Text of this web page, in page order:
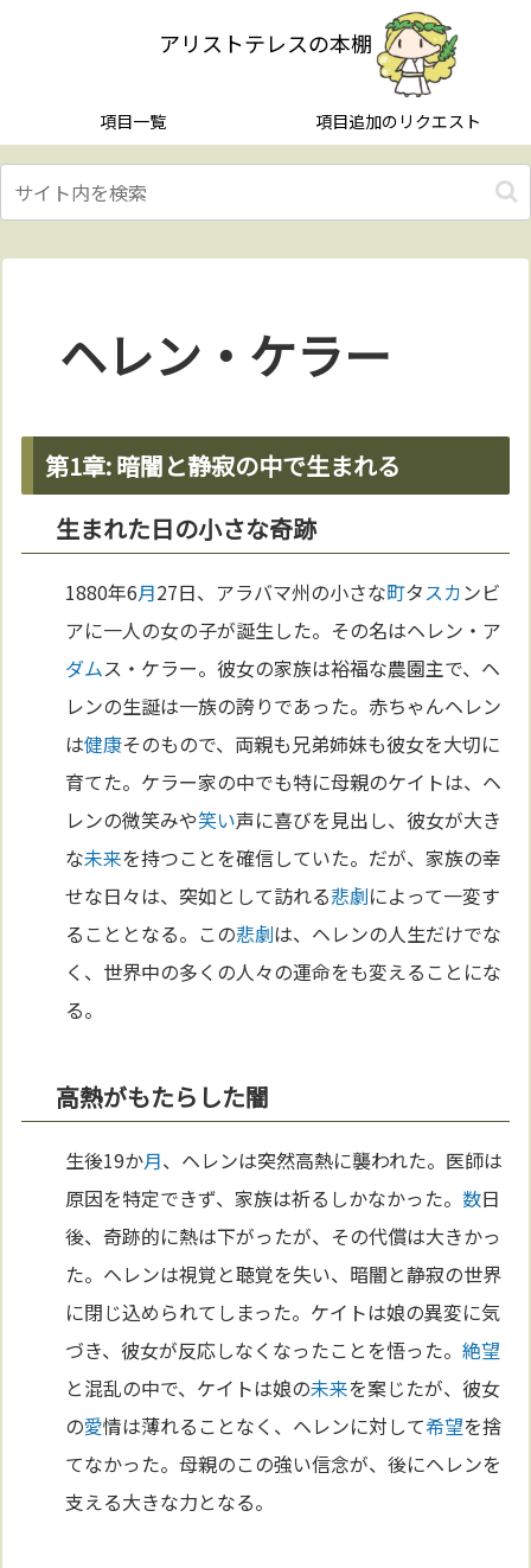
アリストテレスの本棚
項目一覧 項目追加のリクエスト
ヘレン・ケラー
第1章: 暗闇と静寂の中で生まれる
生まれた日の小さな奇跡
1880年6月27日、アラバマ州の小さな町タスカンビ
アに一人の女の子が誕生した。その名はヘレン・ア
ダムス・ケラー。彼女の家族は裕福な農園主で、ヘ
レンの生誕は一族の誇りであった。赤ちゃんヘレン
は健康そのもので、両親も兄弟姉妹も彼女を大切に
育てた。ケラー家の中でも特に母親のケイトは、ヘ
レンの微笑みや笑い声に喜びを見出し、彼女が大き
な未来を持つことを確信していた。だが、家族の幸
せな日々は、突如として訪れる悲劇によって一変す
ることとなる。この悲劇は、ヘレンの人生だけでな
く、世界中の多くの人々の運命をも変えることにな
る。
高熱がもたらした闇
生後19か月、ヘレンは突然高熱に襲われた。医師は
原因を特定できず、家族は祈るしかなかった。数日
後、奇跡的に熱は下がったが、その代償は大きかっ
た。ヘレンは視覚と聴覚を失い、暗闇と静寂の世界
に閉じ込められてしまった。ケイトは娘の異変に気
づき、彼女が反応しなくなったことを悟った。絶望
と混乱の中で、ケイトは娘の未来を案じたが、彼女
の愛情は薄れることなく、ヘレンに対して希望を捨
てなかった。母親のこの強い信念が、後にヘレンを
支える大きな力となる。